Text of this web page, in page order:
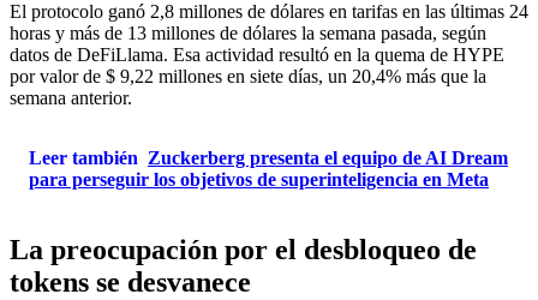
El protocolo ganó 2,8 millones de dólares en tarifas en las últimas 24
horas y más de 13 millones de dólares la semana pasada, según
datos de DeFiLlama. Esa actividad resultó en la quema de HYPE
por valor de $ 9,22 millones en siete días, un 20,4% más que la
semana anterior.
Leer también Zuckerberg presenta el equipo de AI Dream
para perseguir los objetivos de superinteligencia en Meta
La preocupación por el desbloqueo de
tokens se desvanece